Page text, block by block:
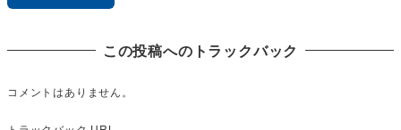
この投稿へのトラックバック
コメントはありません。